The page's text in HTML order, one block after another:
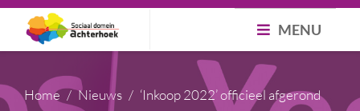
MENU
Home Nieuws ‘Inkoop 2022’ officieel afgerond